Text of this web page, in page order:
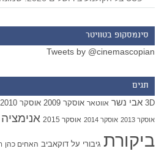
סינמסקופ בטוויטר
Tweets by @cinemascopian
תגים
3D אבי נשר אווטאר אוסקר 2009 אוסקר 2010
אוסקר 2013 אוסקר 2014 אוסקר 2015 אנימציה
ביקורת גיבורי על דוקאביב האחים כהן